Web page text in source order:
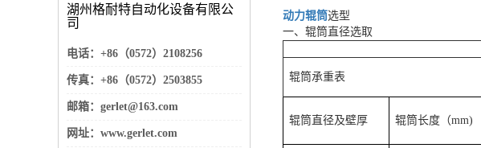
湖州格耐特自动化设备有限公
司
电话：+86（0572）2108256
传真：+86（0572）2503855
邮箱：gerlet@163.com
网址：www.gerlet.com
动力辊筒选型
一、辊筒直径选取
辊筒承重表
辊筒直径及壁厚 辊筒长度（mm)